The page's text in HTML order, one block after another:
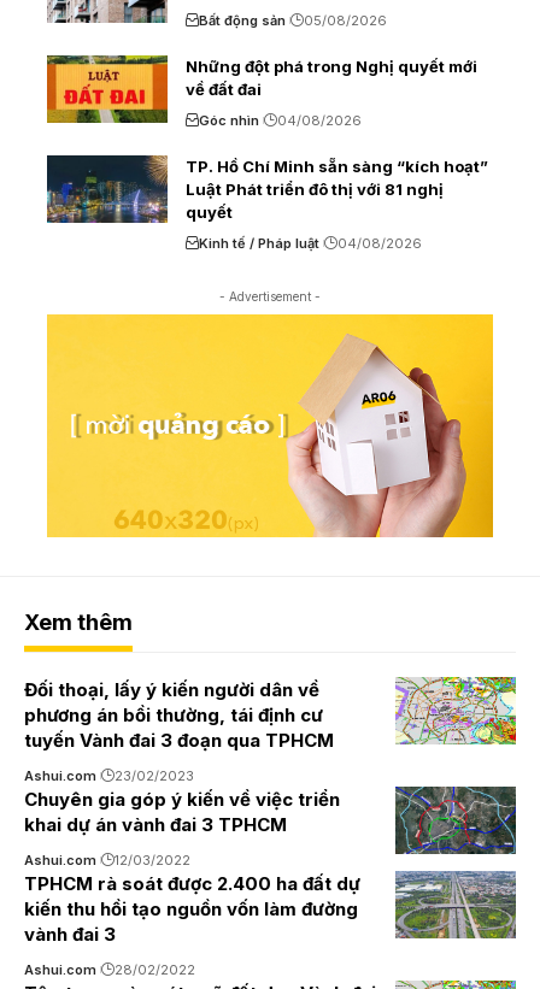
Bất động sản 05/08/2026
Những đột phá trong Nghị quyết mới
về đất đai
Góc nhìn 04/08/2026
TP. Hồ Chí Minh sẵn sàng “kích hoạt”
Luật Phát triển đô thị với 81 nghị
quyết
Kinh tế / Pháp luật 04/08/2026
- Advertisement -
Xem thêm
Đối thoại, lấy ý kiến người dân về
phương án bồi thường, tái định cư
tuyến Vành đai 3 đoạn qua TPHCM
Ashui.com 23/02/2023
Chuyên gia góp ý kiến về việc triển
khai dự án vành đai 3 TPHCM
Ashui.com 12/03/2022
TPHCM rà soát được 2.400 ha đất dự
kiến thu hồi tạo nguồn vốn làm đường
vành đai 3
Ashui.com 28/02/2022